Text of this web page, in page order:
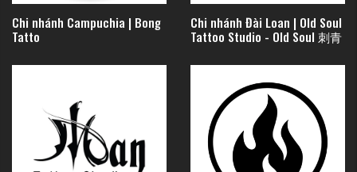
Chi nhánh Campuchia | Bong
Tatto
Chi nhánh Đài Loan | Old Soul
Tattoo Studio - Old Soul 刺青